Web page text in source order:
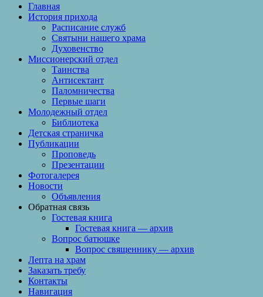
Главная
История прихода
Расписание служб
Святыни нашего храма
Духовенство
Миссионерский отдел
Таинства
Антисектант
Паломничества
Первые шаги
Молодежный отдел
Библиотека
Детская страничка
Публикации
Проповедь
Презентации
Фотогалерея
Новости
Объявления
Обратная связь
Гостевая книга
Гостевая книга — архив
Вопрос батюшке
Вопрос священнику — архив
Лепта на храм
Заказать требу
Контакты
Навигация